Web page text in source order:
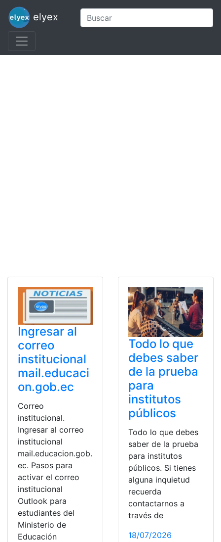
elyex
Ingresar al
correo
institucional
mail.educaci
on.gob.ec
Correo
institucional.
Ingresar al correo
institucional
mail.educacion.gob.
ec. Pasos para
activar el correo
institucional
Outlook para
estudiantes del
Ministerio de
Educación
Todo lo que
debes saber
de la prueba
para
institutos
públicos
Todo lo que debes
saber de la prueba
para institutos
públicos. Si tienes
alguna inquietud
recuerda
contactarnos a
través de
18/07/2026